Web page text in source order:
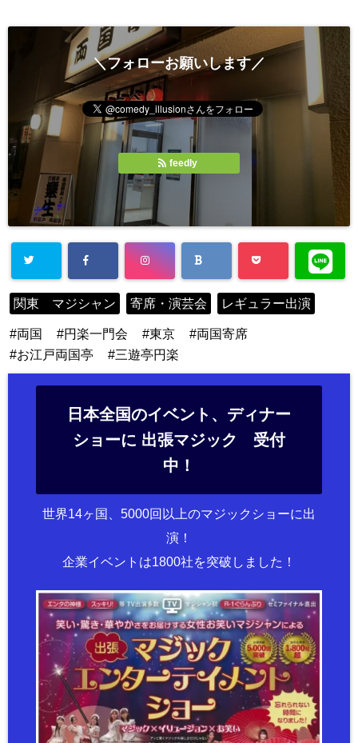
＼フォローお願いします／
feedly
関東 マジシャン 寄席・演芸会 レギュラー出演
両国 円楽一門会 東京
両国寄席
お江戸両国亭
三遊亭円楽
日本全国のイベント、ディナー
ショーに 出張マジック 受付
中！
世界14ヶ国、5000回以上のマジックショーに出
演！
企業イベントは1800社を突破しました！